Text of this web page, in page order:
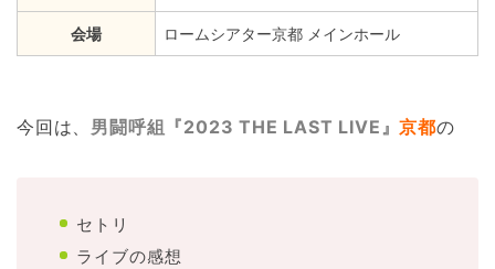
会場 ロームシアター京都 メインホール
今回は、 男闘呼組『2023 THE LAST LIVE』京都の
セトリ
ライブの感想